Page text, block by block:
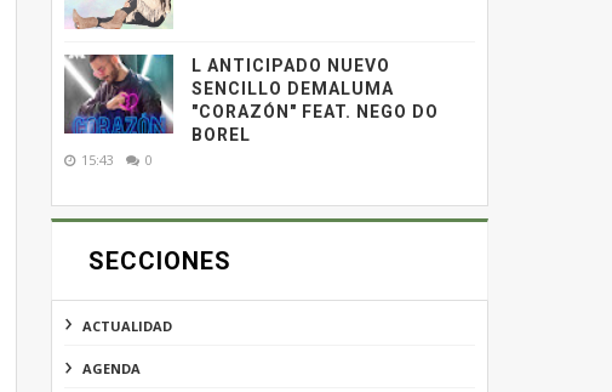
L ANTICIPADO NUEVO
SENCILLO DEMALUMA
"CORAZÓN" FEAT. NEGO DO
BOREL
15:43 0
SECCIONES
ACTUALIDAD
AGENDA